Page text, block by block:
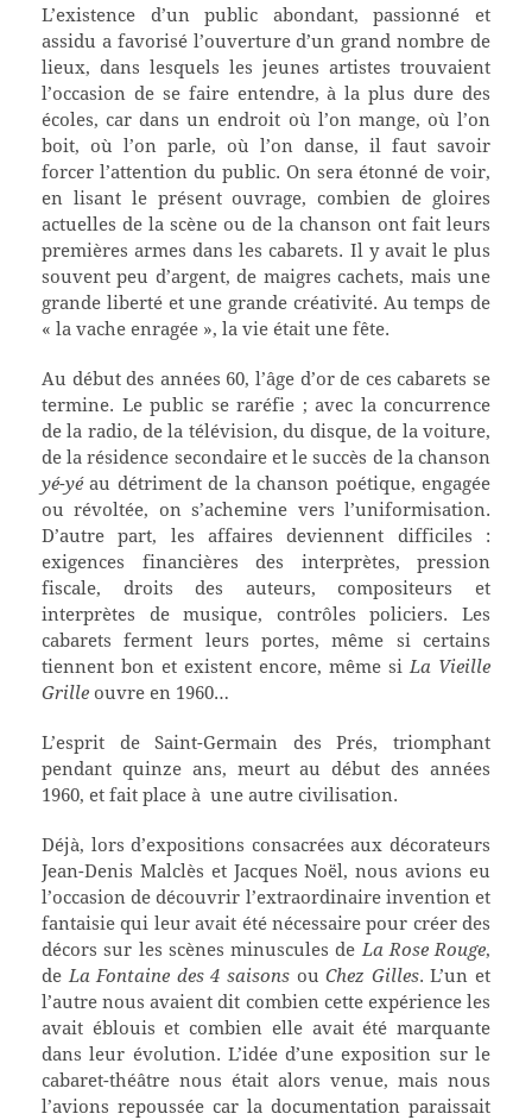
L’existence d’un public abondant, passionné et
assidu a favorisé l’ouverture d’un grand nombre de
lieux, dans lesquels les jeunes artistes trouvaient
l’occasion de se faire entendre, à la plus dure des
écoles, car dans un endroit où l’on mange, où l’on
boit, où l’on parle, où l’on danse, il faut savoir
forcer l’attention du public. On sera étonné de voir,
en lisant le présent ouvrage, combien de gloires
actuelles de la scène ou de la chanson ont fait leurs
premières armes dans les cabarets. Il y avait le plus
souvent peu d’argent, de maigres cachets, mais une
grande liberté et une grande créativité. Au temps de
« la vache enragée », la vie était une fête.
Au début des années 60, l’âge d’or de ces cabarets se
termine. Le public se raréfie ; avec la concurrence
de la radio, de la télévision, du disque, de la voiture,
de la résidence secondaire et le succès de la chanson
yé-yéau détriment de la chanson poétique, engagée
ou révoltée, on s’achemine vers l’uniformisation.
D’autre part, les affaires deviennent difficiles :
exigences financières des interprètes, pression
fiscale, droits des auteurs, compositeurs et
interprètes de musique, contrôles policiers. Les
cabarets ferment leurs portes, même si certains
tiennent bon et existent encore, même si La Vieille
Grille ouvre en 1960…
L’esprit de Saint-Germain des Prés, triomphant
pendant quinze ans, meurt au début des années
1960, et fait place à une autre civilisation.
Déjà, lors d’expositions consacrées aux décorateurs
Jean-Denis Malclès et Jacques Noël, nous avions eu
l’occasion de découvrir l’extraordinaire invention et
fantaisie qui leur avait été nécessaire pour créer des
décors sur les scènes minuscules de La Rose Rouge,
de La Fontaine des 4 saisons ouChez Gilles. L’un et
l’autre nous avaient dit combien cette expérience les
avait éblouis et combien elle avait été marquante
dans leur évolution. L’idée d’une exposition sur le
cabaret-théâtre nous était alors venue, mais nous
l’avions repoussée car la documentation paraissait